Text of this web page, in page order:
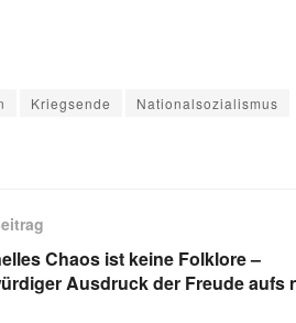
Kriegsende
Nationalsozialismus
Chaos ist keine Folklore –
Ausdruck der Freude aufs